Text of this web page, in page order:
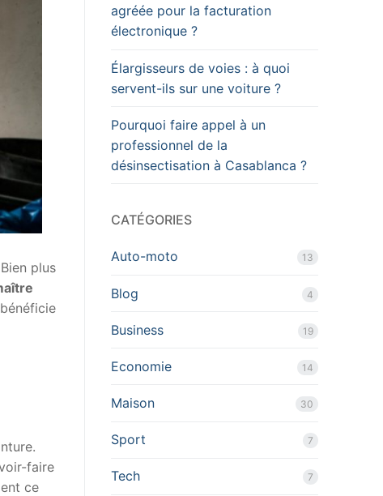
plus
faire
ce
agréée pour la facturation
électronique ?
Élargisseurs de voies : à quoi
servent-ils sur une voiture ?
Pourquoi faire appel à un
professionnel de la
désinsectisation à Casablanca ?
CATÉGORIES
Auto-moto 13
Blog 4
Business 19
Economie 14
Maison 30
Sport 7
Tech 7